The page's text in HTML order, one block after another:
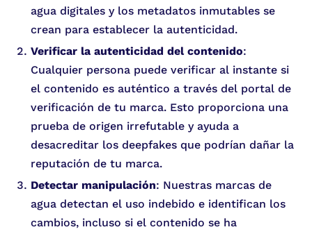
agua digitales y los metadatos inmutables se
crean para establecer la autenticidad.
Verificar la autenticidad del contenido:
Cualquier persona puede verificar al instante si
el contenido es auténtico a través del portal de
verificación de tu marca. Esto proporciona una
prueba de origen irrefutable y ayuda a
desacreditar los deepfakes que podrían dañar la
reputación de tu marca.
Detectar manipulación: Nuestras marcas de
agua detectan el uso indebido e identifican los
cambios, incluso si el contenido se ha